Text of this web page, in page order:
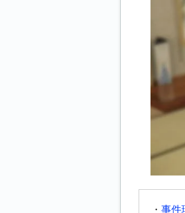
事件